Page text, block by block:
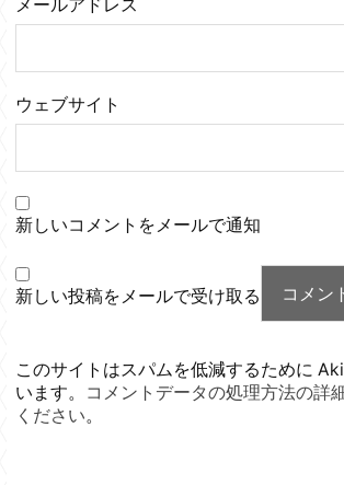
メールアドレス
ウェブサイト
新しいコメントをメールで通知
新しい投稿をメールで受け取る
このサイトはスパムを低減するために
います。
コメントデータの処理方法の詳
ください。